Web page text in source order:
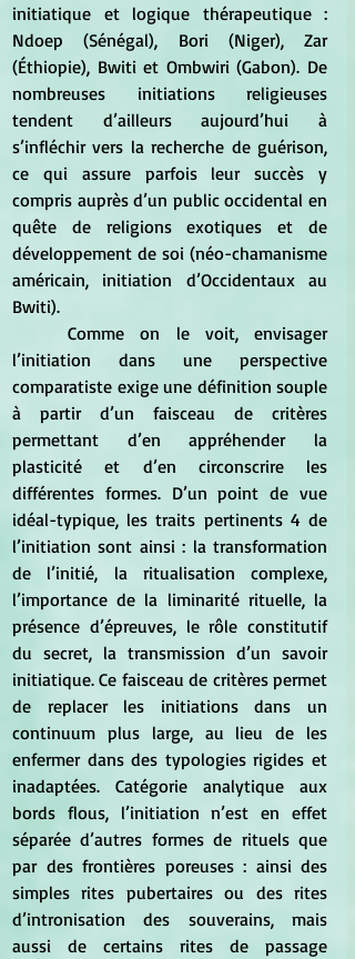
initiatique et logique thérapeutique :
Ndoep (Sénégal), Bori (Niger), Zar
(Éthiopie), Bwiti et Ombwiri (Gabon). De
nombreuses initiations religieuses
tendent d’ailleurs aujourd’hui à
s’infléchir vers la recherche de guérison,
ce qui assure parfois leur succès y
compris auprès d’un public occidental en
quête de religions exotiques et de
développement de soi (néo-chamanisme
américain, initiation d’Occidentaux au
Bwiti).
	Comme on le voit, envisager
l’initiation dans une perspective
comparatiste exige une définition souple
à partir d’un faisceau de critères
permettant d’en appréhender la
plasticité et d’en circonscrire les
différentes formes. D’un point de vue
idéal-typique, les traits pertinents 4 de
l’initiation sont ainsi : la transformation
de l’initié, la ritualisation complexe,
l’importance de la liminarité rituelle, la
présence d’épreuves, le rôle constitutif
du secret, la transmission d’un savoir
initiatique. Ce faisceau de critères permet
de replacer les initiations dans un
continuum plus large, au lieu de les
enfermer dans des typologies rigides et
inadaptées. Catégorie analytique aux
bords flous, l’initiation n’est en effet
séparée d’autres formes de rituels que
par des frontières poreuses : ainsi des
simples rites pubertaires ou des rites
d’intronisation des souverains, mais
aussi de certains rites de passage